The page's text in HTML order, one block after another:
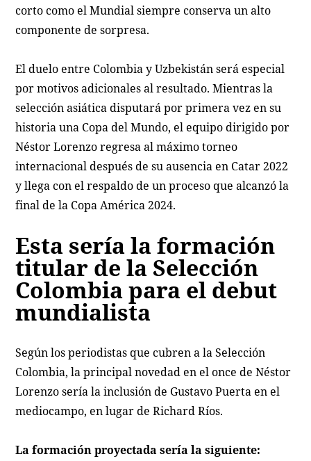
corto como el Mundial siempre conserva un alto
componente de sorpresa.
El duelo entre Colombia y Uzbekistán será especial
por motivos adicionales al resultado. Mientras la
selección asiática disputará por primera vez en su
historia una Copa del Mundo, el equipo dirigido por
Néstor Lorenzo regresa al máximo torneo
internacional después de su ausencia en Catar 2022
y llega con el respaldo de un proceso que alcanzó la
final de la Copa América 2024.
Esta sería la formación
titular de la Selección
Colombia para el debut
mundialista
Según los periodistas que cubren a la Selección
Colombia, la principal novedad en el once de Néstor
Lorenzo sería la inclusión de Gustavo Puerta en el
mediocampo, en lugar de Richard Ríos.
La formación proyectada sería la siguiente: